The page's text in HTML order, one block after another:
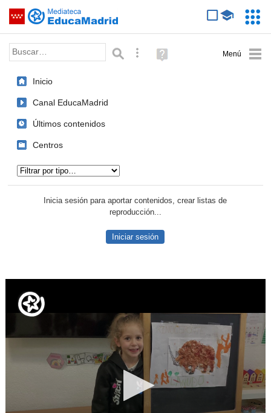
Saltar navegación
Palabra o frase: Búsqueda avanzada
Ayuda
(en
Inicio
Canal EducaMadrid
Últimos contenidos
Centros
Inicia sesión para aportar contenidos, crear listas de
reproducción...
Iniciar sesión